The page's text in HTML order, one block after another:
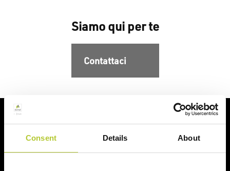
Consent Details About
Siamo qui per te
Contattaci
Al vostro fianco per i vostri progetti